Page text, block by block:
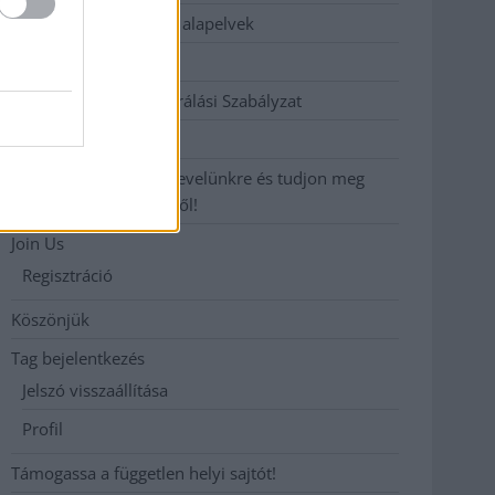
Etikai és függetlenségi alapelvek
Hozzászólási és Moderálási Szabályzat
Iratkozzon fel heti hírlevelünkre és tudjon meg
még többet megyénkről!
Join Us
Regisztráció
Köszönjük
Tag bejelentkezés
Jelszó visszaállítása
Profil
Támogassa a független helyi sajtót!